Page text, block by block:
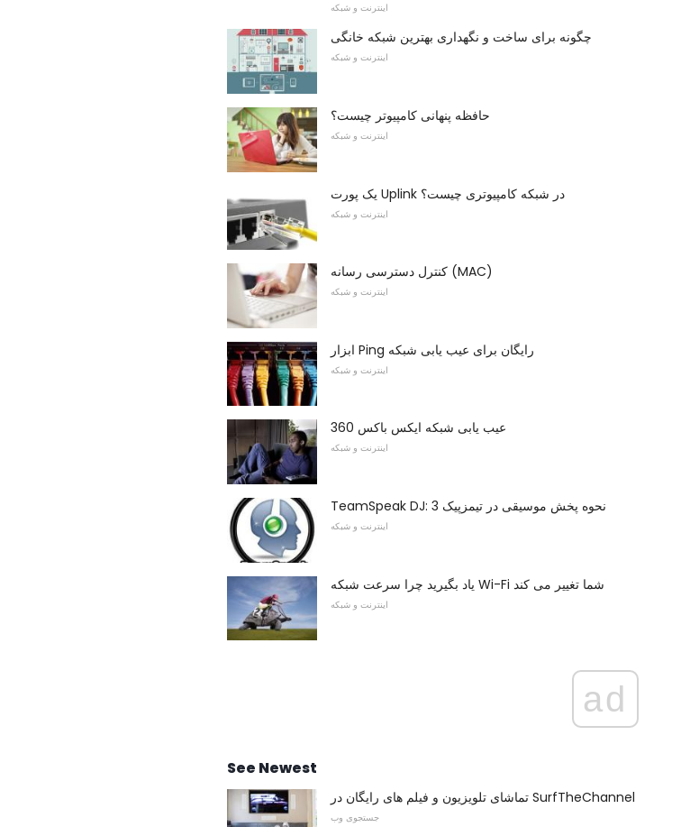
اینترنت و شبکه
چگونه برای ساخت و نگهداری بهترین شبکه خانگی
اینترنت و شبکه
حافظه پنهانی کامپیوتر چیست؟
اینترنت و شبکه
یک پورت Uplink در شبکه کامپیوتری چیست؟
اینترنت و شبکه
کنترل دسترسی رسانه (MAC)
اینترنت و شبکه
ابزار Ping رایگان برای عیب یابی شبکه
اینترنت و شبکه
عیب یابی شبکه ایکس باکس 360
اینترنت و شبکه
TeamSpeak DJ: نحوه پخش موسیقی در تیمزپیک 3
اینترنت و شبکه
یاد بگیرید چرا سرعت شبکه Wi-Fi شما تغییر می کند
اینترنت و شبکه
ad
See Newest
تماشای تلویزیون و فیلم های رایگان در SurfTheChannel
جستجوی وب